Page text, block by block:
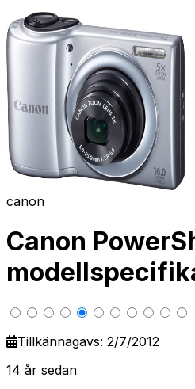
canon
Canon
Tillkännagavs: 2/7/2012
14 år sedan